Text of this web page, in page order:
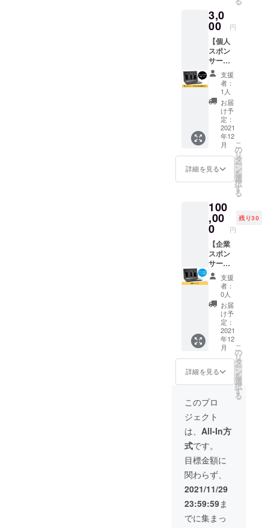
の交通
費は別
途ご負
担いた
だきま
す。 ※
詳細は
メール
にてお
打ち合
わせい
たしま
す。
分析レ
ポート
を提出
させて
いただ
きま
す。 ※
日程は
メール
にて調
整いた
しま
す。
3,0
00 円
【個人
スポン
サー】
HYPER
PROFIL
Eの個人
スポン
サーに
なれる
権利で
す。
HYPER
PROFIL
EのHP
に支援
者とし
前を掲
載させ
ていた
だきま
す。 あ
なたの
お名前
を
HYPER
PROFIL
EのHP
でPRで
きま
す。 新
成人の
記念撮
影もお
こない
ます。
https://
www.hy
per-
brandin
g.com/
※購入時
の備考
欄に掲
載する
お名前
を必ず
ご記入
くださ
い。 ※
ニック
支援
者：
1人
お届
け予
定：
2021
年12
月
詳細を見る
こ
の
リ
タ
ー
ン
を
選
択
す
る
100
,00
0 円
残り30
【企業
スポン
サー】
HYPER
COMPA
NY実施
企業に
限り、
HYPER
PROFIL
Eの企業
スポン
サーに
なれる
権利で
す。 HP
に企業
スポン
サーと
して企
業名と
ホーム
ページ
のリン
クを掲
載させ
ていた
だきま
す。 あ
なたの
支援
者：
0人
お届
け予
定：
2021
年12
月
詳細を見る
こ
の
リ
タ
ー
ン
を
選
択
す
る
このプロ
ジェクト
は、 All-In方
式です。
目標金額に
関わらず、
2021/11/29
23:59:59ま
でに集まっ